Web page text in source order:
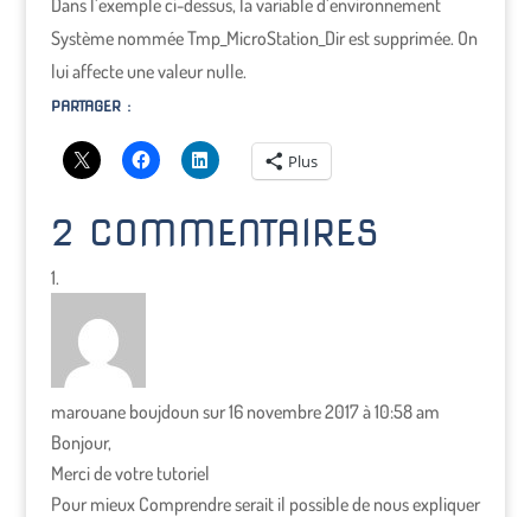
Dans l’exemple ci-dessus, la variable d’environnement
Système nommée Tmp_MicroStation_Dir est supprimée. On
lui affecte une valeur nulle.
PARTAGER :
Plus
2 COMMENTAIRES
marouane boujdounsur 16 novembre 2017 à 10:58 am
Bonjour,
Merci de votre tutoriel
Pour mieux Comprendre serait il possible de nous expliquer